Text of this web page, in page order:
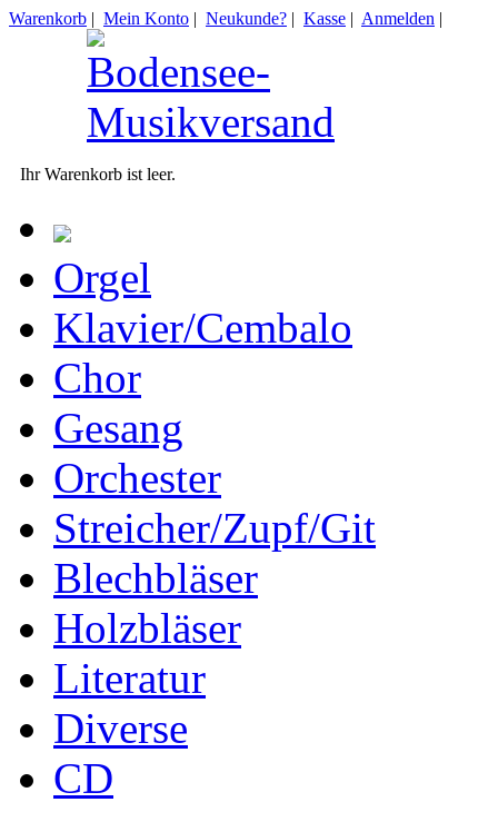
Warenkorb | Mein Konto | Neukunde? | Kasse | Anmelden |
Ihr Warenkorb ist leer.
Orgel
Klavier/Cembalo
Chor
Gesang
Orchester
Streicher/Zupf/Git
Blechbläser
Holzbläser
Literatur
Diverse
CD